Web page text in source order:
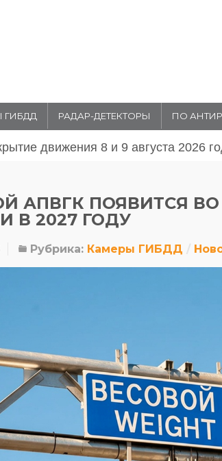
ГИБДД РАДАР-ДЕТЕКТОРЫ ПО
движения 31 июля и 1 августа
АПВГК ПОЯВИТСЯ
В 2027 ГОДУ
Рубрика: Камеры ГИБДД